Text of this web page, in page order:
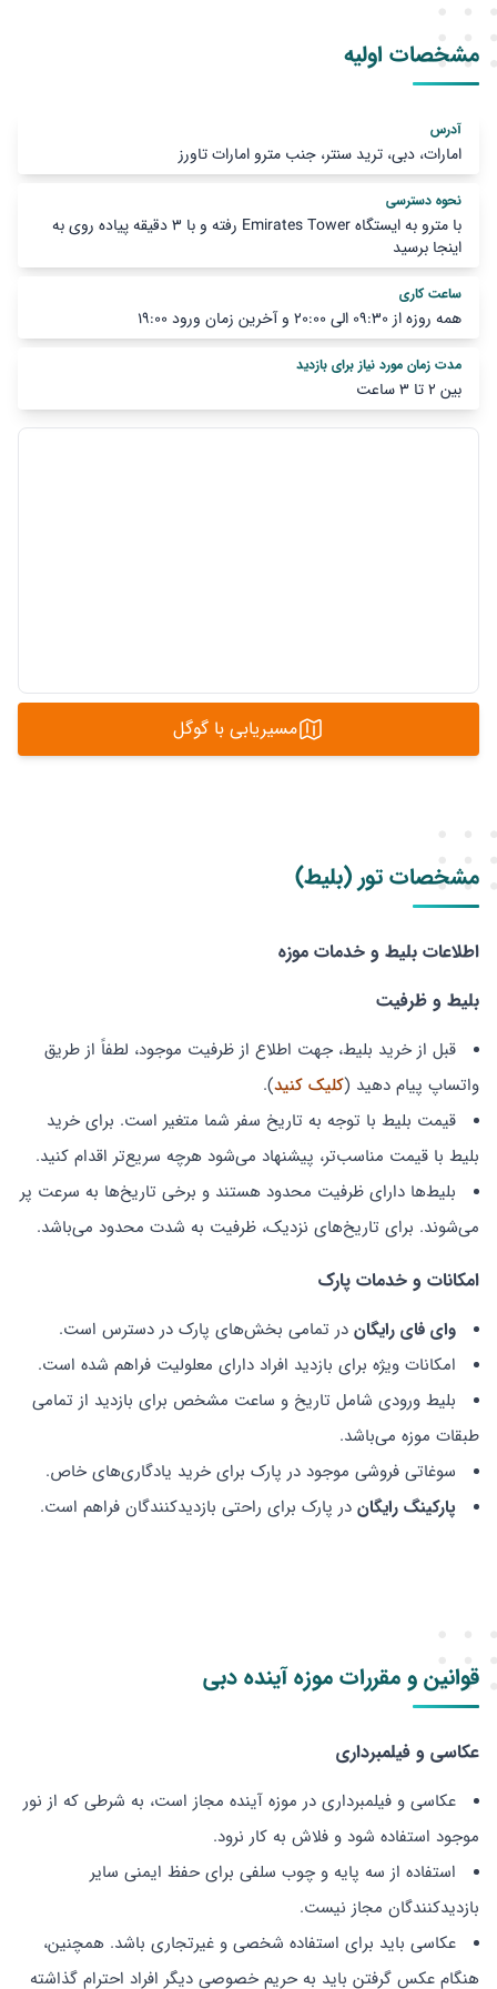
مشخصات تور (بلیط)
اطلاعات بلیط و خدمات موزه
بلیط و ظرفیت
قبل از خرید بلیط، جهت اطلاع از ظرفیت موجود، لطفاً از طریق
واتساپ پیام دهید (کلیک کنید).
قیمت بلیط با توجه به تاریخ سفر شما متغیر است. برای خرید
بلیط با قیمت مناسب‌تر، پیشنهاد می‌شود هرچه سریع‌تر اقدام کنید.
بلیط‌ها دارای ظرفیت محدود هستند و برخی تاریخ‌ها به سرعت پر
می‌شوند. برای تاریخ‌های نزدیک، ظرفیت به شدت محدود می‌باشد.
امکانات و خدمات پارک
وای فای رایگان در تمامی بخش‌های پارک در دسترس است.
امکانات ویژه برای بازدید افراد دارای معلولیت فراهم شده است.
بلیط ورودی شامل تاریخ و ساعت مشخص برای بازدید از تمامی
طبقات موزه می‌باشد.
سوغاتی فروشی موجود در پارک برای خرید یادگاری‌های خاص.
پارکینگ رایگان در پارک برای راحتی بازدیدکنندگان فراهم است.
قوانین و مقررات موزه آینده دبی
عکاسی و فیلمبرداری
عکاسی و فیلمبرداری در موزه آینده مجاز است، به شرطی که از نور
موجود استفاده شود و فلاش به کار نرود.
استفاده از سه پایه و چوب سلفی برای حفظ ایمنی سایر
بازدیدکنندگان مجاز نیست.
عکاسی باید برای استفاده شخصی و غیرتجاری باشد. همچنین،
هنگام عکس گرفتن باید به حریم خصوصی دیگر افراد احترام گذاشته
مشخصات اولیه
آدرس
امارات، دبی، ترید سنتر، جنب مترو امارات تاورز
نحوه دسترسی
با مترو به ایستگاه Emirates Tower رفته و با ۳ دقیقه پیاده روی به
اینجا برسید
ساعت کاری
همه روزه از 09:30 الی 20:00 و آخرین زمان ورود 19:00
مدت زمان مورد نیاز برای بازدید
بین ۲ تا ۳ ساعت
مسیریابی با گوگل